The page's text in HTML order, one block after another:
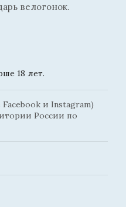
велогонок.
18 лет.
и Instagram)
России по